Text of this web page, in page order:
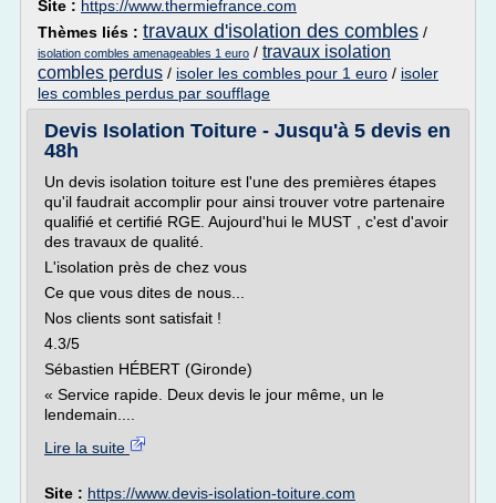
Site : https://www.thermiefrance.com
Thèmes liés : travaux d'isolation des combles /
isolation combles amenageables 1 euro / travaux isolation
combles perdus / isoler les combles pour 1 euro / isoler
les combles perdus par soufflage
Devis Isolation Toiture - Jusqu'à 5 devis en
48h
Un devis isolation toiture est l'une des premières étapes
qu'il faudrait accomplir pour ainsi trouver votre partenaire
qualifié et certifié RGE. Aujourd'hui le MUST , c'est d'avoir
des travaux de qualité.
L'isolation près de chez vous
Ce que vous dites de nous...
Nos clients sont satisfait !
4.3/5
Sébastien HÉBERT (Gironde)
« Service rapide. Deux devis le jour même, un le
lendemain....
Lire la suite
Site : https://www.devis-isolation-toiture.com